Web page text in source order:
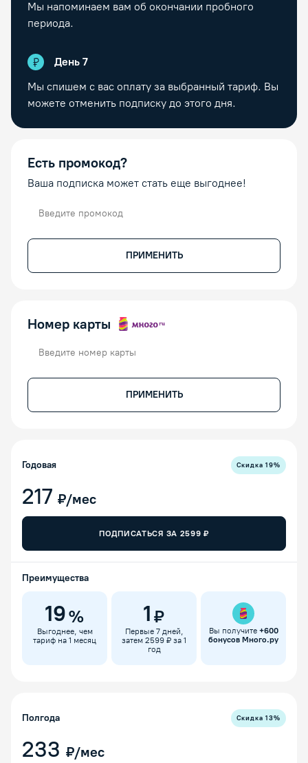
Мы напоминаем вам об окончании пробного
периода.
День 7
Мы спишем с вас оплату за выбранный тариф. Вы
можете отменить подписку до этого дня.
Есть промокод?
Ваша подписка может стать еще выгоднее!
ПРИМЕНИТЬ
Номер карты
ПРИМЕНИТЬ
Годовая Скидка19%
217 ₽/мес
ПОДПИСАТЬСЯ ЗА 2599 ₽
Преимущества
19%
Выгоднее, чем
тариф на 1 месяц
1 ₽
Первые 7 дней,
затем 2599 ₽ за 1
год
Вы получите +600
бонусов Много.ру
Полгода Скидка13%
233 ₽/мес